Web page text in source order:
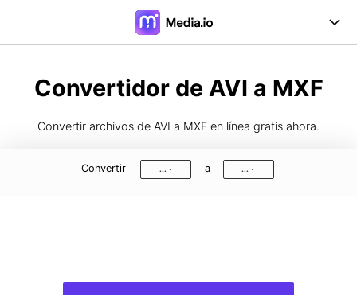
Desktop Herramientas
Convertidor de AVI a MXF
Convertir archivos de AVI a MXF en línea gratis ahora.
Convertir ... a ...